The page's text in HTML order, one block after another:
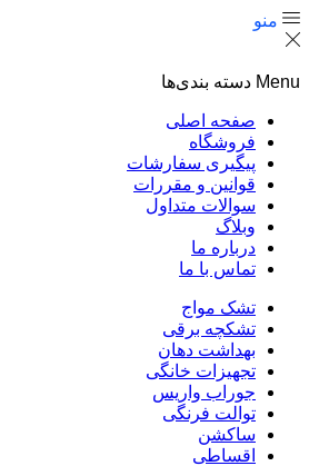
منو
Menu دسته بندی‌ها
صفحه اصلی
فروشگاه
پیگیری سفارشات
قوانین و مقررات
سوالات متداول
وبلاگ
درباره ما
تماس با ما
تشک مواج
تشکچه برقی
بهداشت دهان
تجهیزات خانگی
جوراب واریس
توالت فرنگی
ساکشن
اقساطی